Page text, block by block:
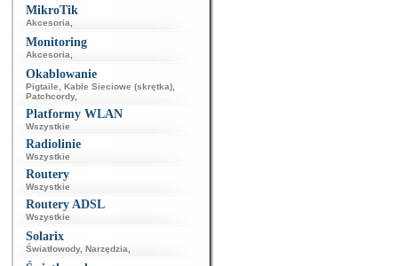
MikroTik
Akcesoria
Monitoring
Akcesoria
Okablowanie
Pigtaile Kable Sieciowe (skrętka)
Patchcordy,
Platformy WLAN
Wszystkie
Radiolinie
Wszystkie
Routery
Wszystkie
Routery ADSL
Wszystkie
Solarix
Światłowody, Narzędzia